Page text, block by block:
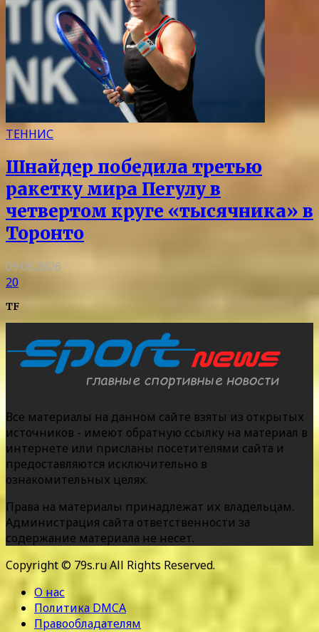
ТЕННИС
Шнайдер победила третью
ракетку мира Пегулу в
четвертом круге «тысячника» в
Торонто
09.08.2026
20
TF
Все материалы на данном сайте взяты из открытых
источников - имеют обратную ссылку на материал в
интернете или присланы посетителями сайта и
предоставляются исключительно в
ознакомительных целях.
Права на материалы принадлежат их владельцам.
Администрация сайта ответственности за
содержание материала не несет.
Copyright © 79s.ru All Rights Reserved.
О нас
Политика DMCA
Правообладателям